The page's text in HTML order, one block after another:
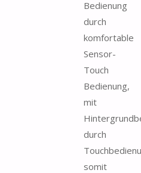
Bedienung
durch
komfortable
Sensor-
Touch
Bedienung,
mit
durch
somit